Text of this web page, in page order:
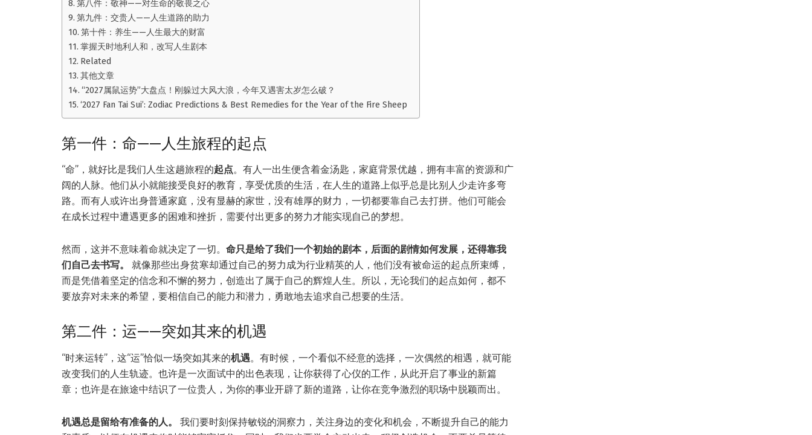
第八件：敬神——对生命的敬畏之心
第九件：交贵人——人生道路的助力
第十件：养生——人生最大的财富
掌握天时地利人和，改写人生剧本
Related
其他文章
“2027属鼠运势”大盘点！刚躲过大风大浪，今年又遇害太岁怎么破？
‘2027 Fan Tai Sui’: Zodiac Predictions & Best Remedies for the Year of the Fire Sheep
第一件：命——人生旅程的起点
“命”，就好比是我们人生这趟旅程的起点。有人一出生便含着金汤匙，家庭背景优越，拥有丰富的资源和广
阔的人脉。他们从小就能接受良好的教育，享受优质的生活，在人生的道路上似乎总是比别人少走许多弯
路。而有人或许出身普通家庭，没有显赫的家世，没有雄厚的财力，一切都要靠自己去打拼。他们可能会
在成长过程中遭遇更多的困难和挫折，需要付出更多的努力才能实现自己的梦想。
然而，这并不意味着命就决定了一切。 命只是给了我们一个初始的剧本，后面的剧情如何发展，还得靠我
们自己去书写。
就像那些出身贫寒却通过自己的努力成为行业精英的人，他们没有被命运的起点所束缚，
而是凭借着坚定的信念和不懈的努力，创造出了属于自己的辉煌人生。所以，无论我们的起点如何，都不
要放弃对未来的希望，要相信自己的能力和潜力，勇敢地去追求自己想要的生活。
第二件：运——突如其来的机遇
“时来运转”，这“运”恰似一场突如其来的机遇。有时候，一个看似不经意的选择，一次偶然的相遇，就可能
改变我们的人生轨迹。也许是一次面试中的出色表现，让你获得了心仪的工作，从此开启了事业的新篇
章；也许是在旅途中结识了一位贵人，为你的事业开辟了新的道路，让你在竞争激烈的职场中脱颖而出。
机遇总是留给有准备的人。
我们要时刻保持敏锐的洞察力，关注身边的变化和机会，不断提升自己的能力